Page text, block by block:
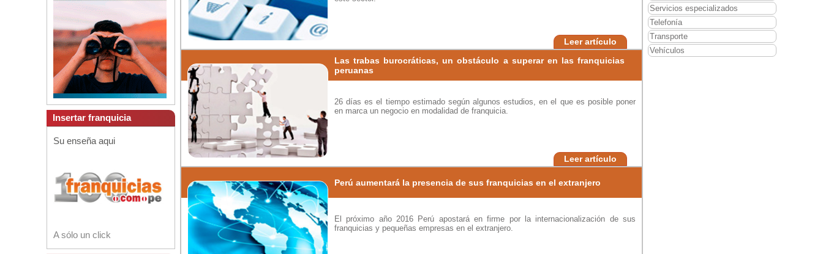
Insertar franquicia
Su enseña aqui
A sólo un click
Leer artículo
Las trabas burocráticas, un obstáculo a superar en las franquicias
peruanas
26 días es el tiempo estimado según algunos estudios, en el que es posible poner
en marca un negocio en modalidad de franquicia.
Leer artículo
Perú aumentará la presencia de sus franquicias en el extranjero
El próximo año 2016 Perú apostará en firme por la internacionalización de sus
franquicias y pequeñas empresas en el extranjero.
Servicios especializados
Telefonía
Transporte
Vehículos